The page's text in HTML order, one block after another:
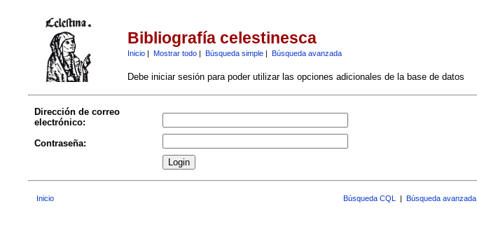
Bibliografía celestinesca
Inicio| Mostrar todo| Búsqueda simple| Búsqueda avanzada
Debe iniciar sesión para poder utilizar las opciones adicionales de la base de datos
Dirección de correo
electrónico:
Contraseña:
Inicio Búsqueda CQL | Búsqueda avanzada